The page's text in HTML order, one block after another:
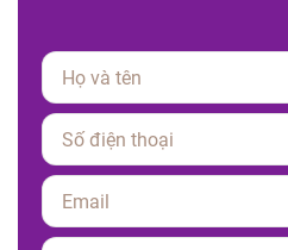
Please leave this field empty.